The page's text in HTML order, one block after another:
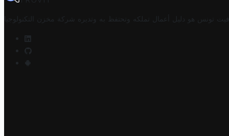
تونس هو دليل أعمال تملكه وتحتفظ به وتديره شركة مخزن التكنولوجيا